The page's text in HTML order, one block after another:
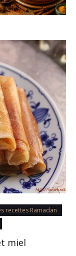
recettes Ramadan
miel